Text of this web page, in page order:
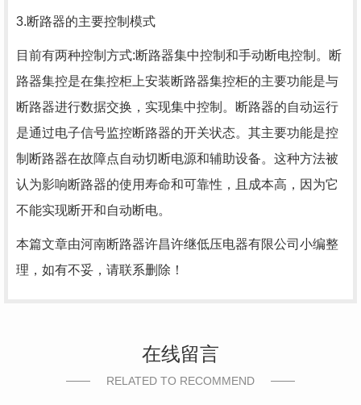
3.断路器的主要控制模式
目前有两种控制方式:断路器集中控制和手动断电控制。
断
路器集控是在集控柜上安装断路器集控柜的主要功能是与
断路器进行数据交换，实现集中控制。断路器的自动运行
是通过电子信号监控断路器的开关状态。其主要功能是控
制断路器在故障点自动切断电源和辅助设备。这种方法被
认为影响断路器的使用寿命和可靠性，且成本高，因为它
不能实现断开和自动断电。
本篇文章由河南断路器许昌许继低压电器有限公司小编整
理，如有不妥，请联系删除！
在线留言
RELATED TO RECOMMEND